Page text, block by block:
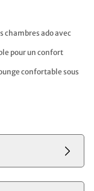
chambres ado avec
pour un confort
confortable sous